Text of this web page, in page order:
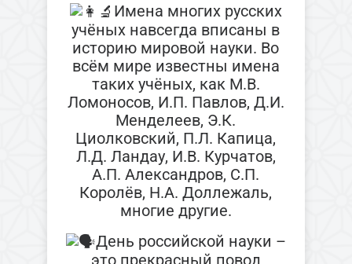
Имена многих русских
учёных навсегда вписаны в
историю мировой науки. Во
всём мире известны имена
таких учёных, как М.В.
Ломоносов, И.П. Павлов, Д.И.
Менделеев, Э.К.
Циолковский, П.Л. Капица,
Л.Д. Ландау, И.В. Курчатов,
А.П. Александров, С.П.
Королёв, Н.А. Доллежаль,
многие другие.
День российской науки –
это прекрасный повод